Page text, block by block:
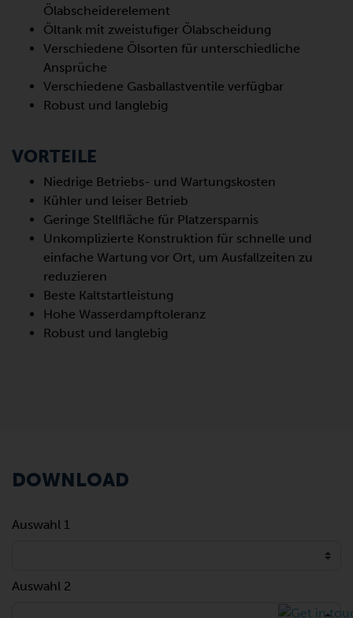
Ölabscheiderelement
Öltank mit zweistufiger Ölabscheidung
Verschiedene Ölsorten für unterschiedliche
Ansprüche
Verschiedene Gasballastventile verfügbar
Robust und langlebig
VORTEILE
Niedrige Betriebs- und Wartungskosten
Kühler und leiser Betrieb
Geringe Stellfläche für Platzersparnis
Unkomplizierte Konstruktion für schnelle und
einfache Wartung vor Ort, um Ausfallzeiten zu
reduzieren
Beste Kaltstartleistung
Hohe Wasserdampftoleranz
Robust und langlebig
DOWNLOAD
Auswahl 1
Auswahl 2